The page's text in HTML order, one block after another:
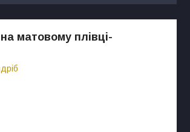
матовому плівці-